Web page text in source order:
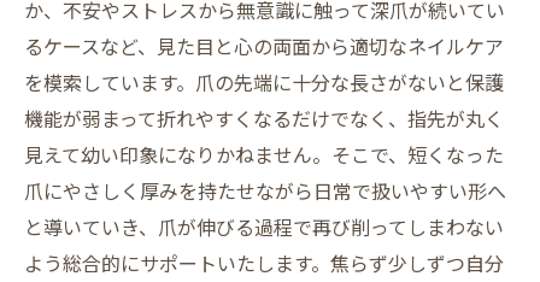
か、不安やストレスから無意識に触って深爪が続いてい
るケースなど、見た目と心の両面から適切なネイルケア
を模索しています。爪の先端に十分な長さがないと保護
機能が弱まって折れやすくなるだけでなく、指先が丸く
見えて幼い印象になりかねません。そこで、短くなった
爪にやさしく厚みを持たせながら日常で扱いやすい形へ
と導いていき、爪が伸びる過程で再び削ってしまわない
よう総合的にサポートいたします。焦らず少しずつ自分